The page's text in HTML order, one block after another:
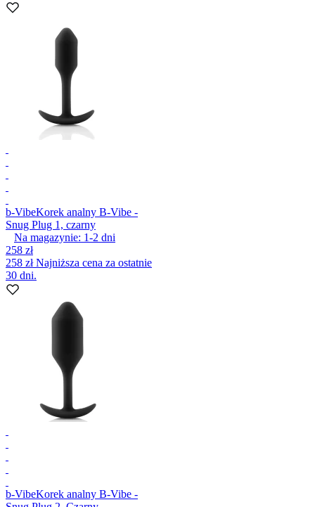
b-VibeKorek analny B-Vibe -
Snug Plug 1, czarny
Na magazynie: 1-2 dni
258 zł
258 złNajniższa cena za ostatnie
30 dni.
b-VibeKorek analny B-Vibe -